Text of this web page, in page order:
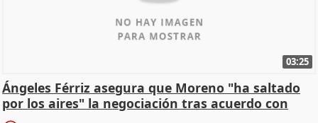
03:25
Ángeles Férriz asegura que Moreno "ha saltado
por los aires" la negociación tras acuerdo con
SMA